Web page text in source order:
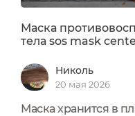
Маска
тела sos mask
Николь
20 мая 2026
Маска хранится в